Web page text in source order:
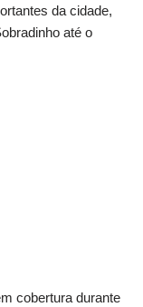
da cidade,
até o
cobertura durante